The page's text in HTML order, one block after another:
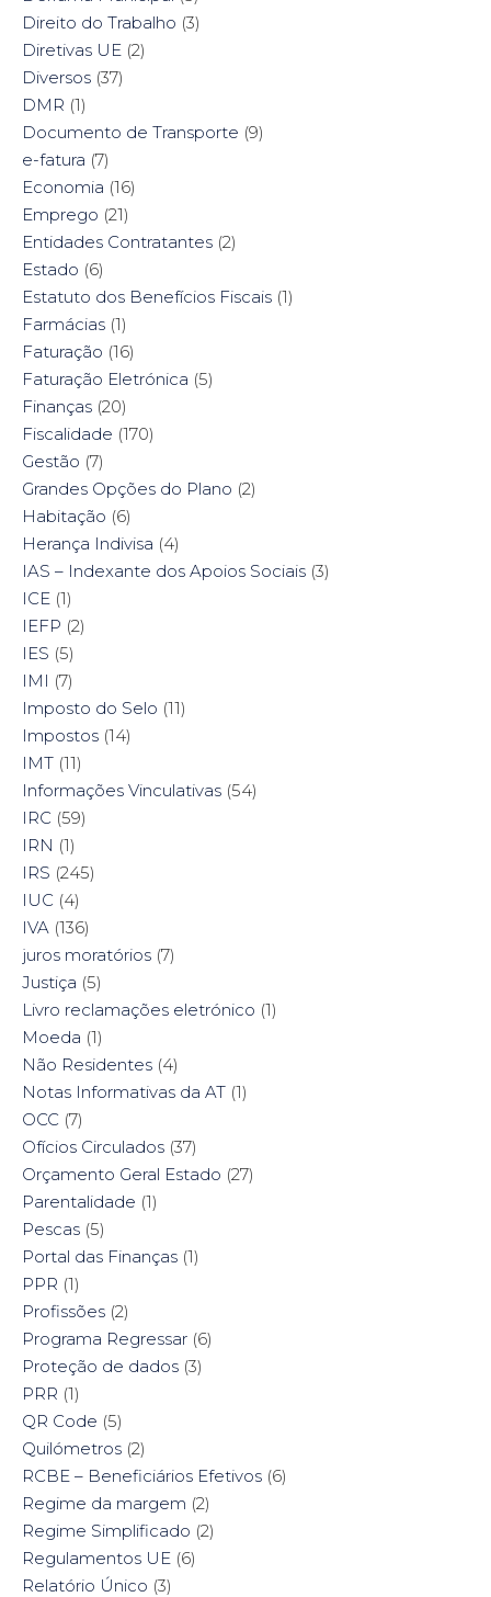
Direito do Trabalho (3)
Diretivas UE (2)
Diversos (37)
DMR (1)
Documento de Transporte (9)
e-fatura (7)
Economia (16)
Emprego (21)
Entidades Contratantes (2)
Estado (6)
Estatuto dos Benefícios Fiscais (1)
Farmácias (1)
Faturação (16)
Faturação Eletrónica (5)
Finanças (20)
Fiscalidade (170)
Gestão (7)
Grandes Opções do Plano (2)
Habitação (6)
Herança Indivisa (4)
IAS – Indexante dos Apoios Sociais (3)
ICE (1)
IEFP (2)
IES (5)
IMI (7)
Imposto do Selo (11)
Impostos (14)
IMT (11)
Informações Vinculativas (54)
IRC (59)
IRN (1)
IRS (245)
IUC (4)
IVA (136)
juros moratórios (7)
Justiça (5)
Livro reclamações eletrónico (1)
Moeda (1)
Não Residentes (4)
Notas Informativas da AT (1)
OCC (7)
Ofícios Circulados (37)
Orçamento Geral Estado (27)
Parentalidade (1)
Pescas (5)
Portal das Finanças (1)
PPR (1)
Profissões (2)
Programa Regressar (6)
Proteção de dados (3)
PRR (1)
QR Code (5)
Quilómetros (2)
RCBE – Beneficiários Efetivos (6)
Regime da margem (2)
Regime Simplificado (2)
Regulamentos UE (6)
Relatório Único (3)